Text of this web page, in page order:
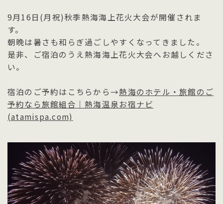
9月16日(月祝)秋季熱海海上花火大会が開催されま
す。
朝晩は暑さも和らぎ過ごしやすくなってきました。
是非、ご宿泊のうえ熱海海上花火大会へお越しくださ
い。
宿泊のご予約はこちらから→熱海のホテル・旅館のご
予約なら旅館組合｜熱海温泉お宿ナビ
(atamispa.com)